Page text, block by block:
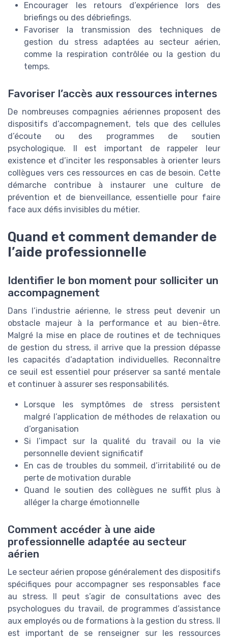
Encourager les retours d’expérience lors des
briefings ou des débriefings.
Favoriser la transmission des techniques de
gestion du stress adaptées au secteur aérien,
comme la respiration contrôlée ou la gestion du
temps.
Favoriser l’accès aux ressources internes
De nombreuses compagnies aériennes proposent des
dispositifs d’accompagnement, tels que des cellules
d’écoute ou des programmes de soutien
psychologique. Il est important de rappeler leur
existence et d’inciter les responsables à orienter leurs
collègues vers ces ressources en cas de besoin. Cette
démarche contribue à instaurer une culture de
prévention et de bienveillance, essentielle pour faire
face aux défis invisibles du métier.
Quand et comment demander de
l’aide professionnelle
Identifier le bon moment pour solliciter un
accompagnement
Dans l’industrie aérienne, le stress peut devenir un
obstacle majeur à la performance et au bien-être.
Malgré la mise en place de routines et de techniques
de gestion du stress, il arrive que la pression dépasse
les capacités d’adaptation individuelles. Reconnaître
ce seuil est essentiel pour préserver sa santé mentale
et continuer à assurer ses responsabilités.
Lorsque les symptômes de stress persistent
malgré l’application de méthodes de relaxation ou
d’organisation
Si l’impact sur la qualité du travail ou la vie
personnelle devient significatif
En cas de troubles du sommeil, d’irritabilité ou de
perte de motivation durable
Quand le soutien des collègues ne suffit plus à
alléger la charge émotionnelle
Comment accéder à une aide
professionnelle adaptée au secteur
aérien
Le secteur aérien propose généralement des dispositifs
spécifiques pour accompagner ses responsables face
au stress. Il peut s’agir de consultations avec des
psychologues du travail, de programmes d’assistance
aux employés ou de formations à la gestion du stress. Il
est important de se renseigner sur les ressources